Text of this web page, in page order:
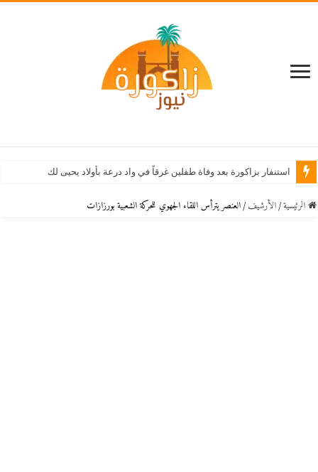
استنفار بزاكورة بعد وفاة طفلين غرقاً في واد درعة بأولاد يحيى لكراير
الرئيسية / اﻷرشيف / العنصر يترأس اللقاء الجهوي للحركة الشعبية بورزازات